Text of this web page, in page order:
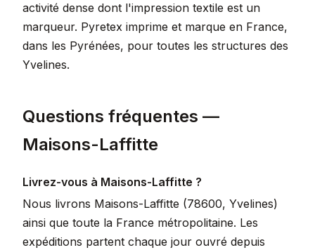
activité dense dont l'impression textile est un
marqueur. Pyretex imprime et marque en France,
dans les Pyrénées, pour toutes les structures des
Yvelines.
Questions fréquentes —
Maisons-Laffitte
Livrez-vous à Maisons-Laffitte ?
Nous livrons Maisons-Laffitte (78600, Yvelines)
ainsi que toute la France métropolitaine. Les
expéditions partent chaque jour ouvré depuis